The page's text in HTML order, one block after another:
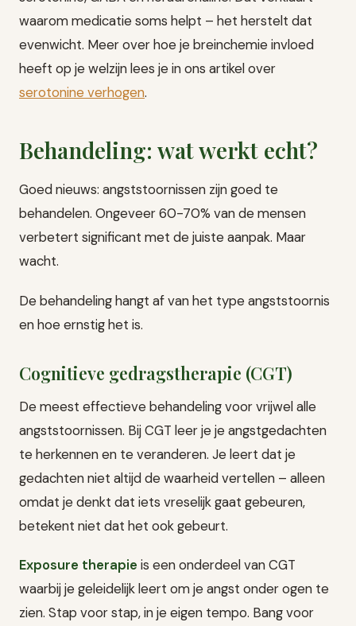
waarom medicatie soms helpt – het herstelt dat
evenwicht. Meer over hoe je breinchemie invloed
heeft op je welzijn lees je in ons artikel over
serotonine verhogen.
Behandeling: wat werkt echt?
Goed nieuws: angststoornissen zijn goed te
behandelen. Ongeveer 60-70% van de mensen
verbetert significant met de juiste aanpak. Maar
wacht.
De behandeling hangt af van het type angststoornis
en hoe ernstig het is.
Cognitieve gedragstherapie (CGT)
De meest effectieve behandeling voor vrijwel alle
angststoornissen. Bij CGT leer je je angstgedachten
te herkennen en te veranderen. Je leert dat je
gedachten niet altijd de waarheid vertellen – alleen
omdat je denkt dat iets vreselijk gaat gebeuren,
betekent niet dat het ook gebeurt.
Exposure therapie is een onderdeel van CGT
waarbij je geleidelijk leert om je angst onder ogen te
zien. Stap voor stap, in je eigen tempo. Bang voor